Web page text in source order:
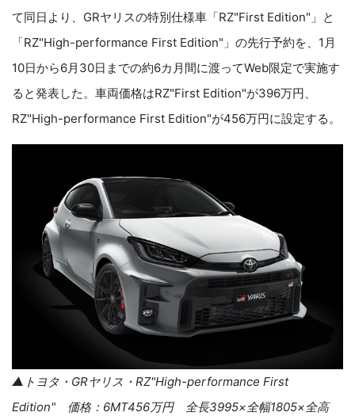
て同日より、 GRヤリスの特別仕様車「RZ"First Edition" 」と
「RZ"High-performance First Edition"」の先行予約を、 1 月
10日から6月 30日までの約6カ月間に渡ってWeb限定で実施す
ると発表した。車両価格はRZ"First Edition"が396万円、
RZ"High-performance First Edition"が456万円に設定する。
▲トヨタ・ GRヤリス・ RZ"High-performance First
Edition" 価格： 6MT456万円 全長3995×全幅1805×全高